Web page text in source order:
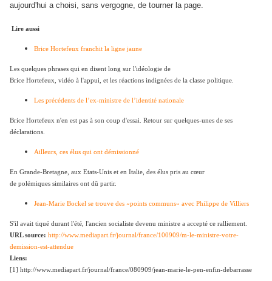
aujourd'hui a choisi, sans vergogne, de tourner la page.
Lire aussi
Brice Hortefeux franchit la ligne jaune
Les quelques phrases qui en disent long sur l'idéologie de
Brice Hortefeux, vidéo à l'appui, et les réactions indignées de la classe politique.
Les précédents de l’ex-ministre de l’identité nationale
Brice Hortefeux n'en est pas à son coup d'essai. Retour sur quelques-unes de ses
déclarations.
Ailleurs, ces élus qui ont démissionné
En Grande-Bretagne, aux Etats-Unis et en Italie, des élus pris au cœur
de polémiques similaires ont dû partir.
Jean-Marie Bockel se trouve des «points communs» avec Philippe de Villiers
S'il avait tiqué durant l'été, l'ancien socialiste devenu ministre a accepté ce ralliement.
URL source: http://www.mediapart.fr/journal/france/100909/m-le-ministre-votre-
demission-est-attendue
Liens:
[1] http://www.mediapart.fr/journal/france/080909/jean-marie-le-pen-enfin-debarrasse